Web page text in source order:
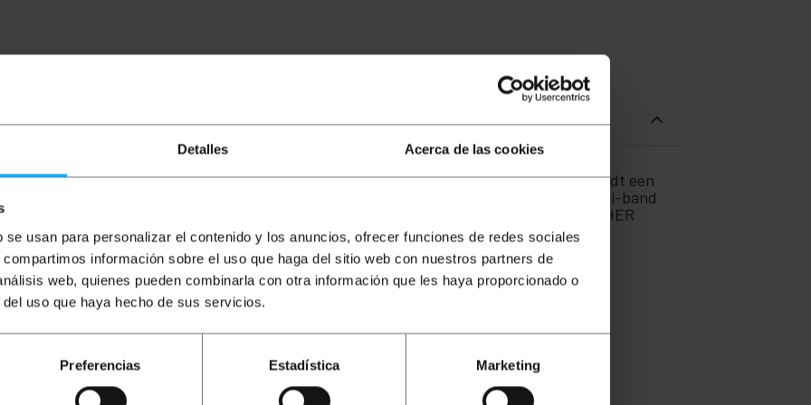
Detalles Acerca de las cookies
usan para personalizar el contenido y los anuncios, ofrecer funciones de redes sociales
información sobre el uso que haga del sitio web con nuestros partners de
web, quienes pueden combinarla con otra información que les haya proporcionado o
uso que haya hecho de sus servicios.
Preferencias Estadística Marketing
van TP-Link uitgerust met PCI Express-interface, WLAN-interface en biedt een
s. Bovendien voldoet hij aan de Wi-Fi 5 (802.11ac)-standaard en ondersteunt hij dual-band
in twee kleuren: zwart en zilver Gefabriceerd door TP-Link met referentie ARCHER
connectiviteitstechnologie.
433 Mbit/s.
connectiviteit op desktopcomputers, laptops, servers, enz.